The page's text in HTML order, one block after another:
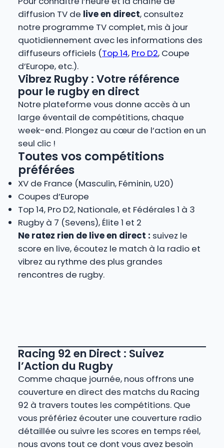
diffusion TV de live en direct, consultez
notre programme TV complet, mis à jour
quotidiennement avec les informations des
diffuseurs officiels (Top 14, Pro D2, Coupe
d’Europe, etc.).
Vibrez Rugby : Votre référence
pour le rugby en direct
Notre plateforme vous donne accès à un
large éventail de compétitions, chaque
week-end. Plongez au cœur de l’action en un
seul clic !
Toutes vos compétitions
préférées
XV de France (Masculin, Féminin, U20)
Coupes d’Europe
Top 14, Pro D2, Nationale, et Fédérales 1 à 3
Rugby à 7 (Sevens), Élite 1 et 2
Ne ratez rien de live en direct : suivez le
score en live, écoutez le match à la radio et
vibrez au rythme des plus grandes
rencontres de rugby.
Racing 92 en Direct : Suivez
l’Action du Rugby
Comme chaque journée, nous offrons une
couverture en direct des matchs du Racing
92 à travers toutes les compétitions. Que
vous préfériez écouter une couverture radio
détaillée ou suivre les scores en temps réel,
nous avons tout ce dont vous avez besoin